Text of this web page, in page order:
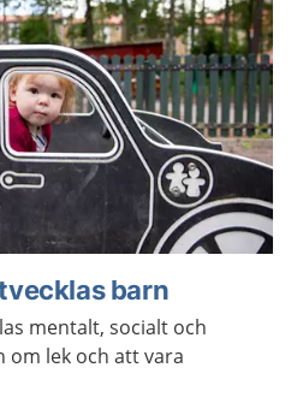
barn
mentalt, socialt och
om lek och att vara